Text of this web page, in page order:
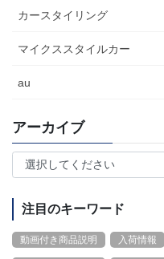
カースタイリング
マイクススタイルカー
au
アーカイブ
注目のキーワード
動画付き商品説明 入荷情報